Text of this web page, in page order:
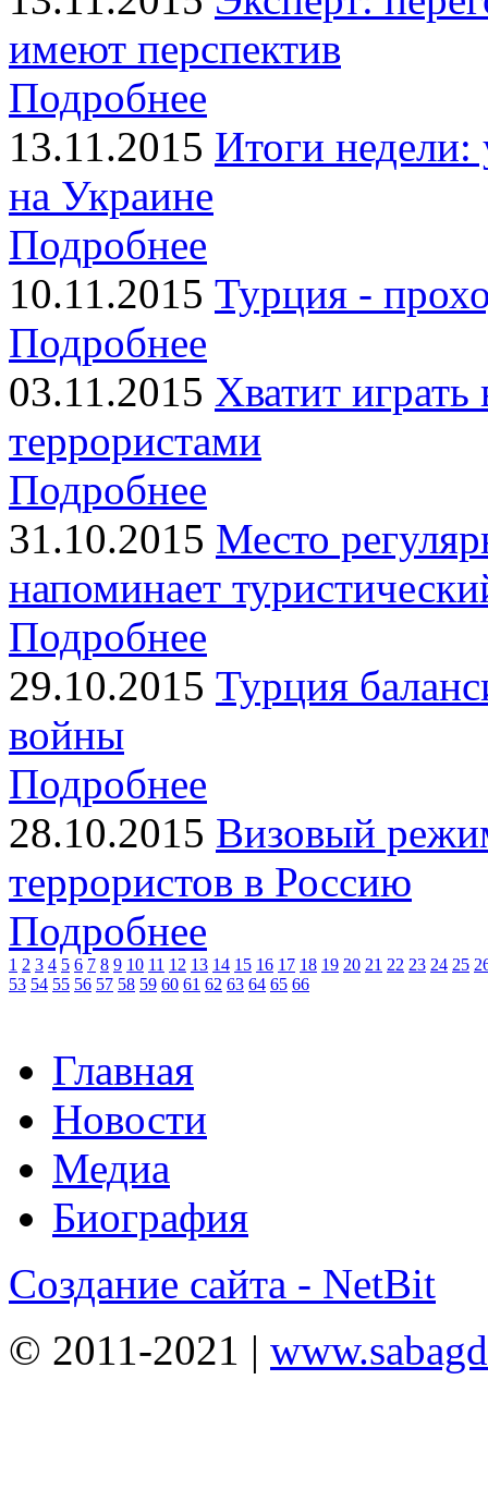
имеют перспектив
Подробнее
13.11.2015 Итоги
на Украине
Подробнее
10.11.2015 Турция -
Подробнее
03.11.2015 Хватит
террористами
Подробнее
31.10.2015 Место
напоминает
Подробнее
29.10.2015 Турция
войны
Подробнее
28.10.2015 Визовый
террористов в Россию
Подробнее
1 2 3 4 5 6 7 8 9 10 11 12 13 14 15 16 17 18 19 20 21 22 23 24 25
53 54 55 56 57 58 59 60 61 62 63 64 65 66
Главная
Новости
Медиа
Биография
Создание сайта - NetBit
© 2011-2021 |